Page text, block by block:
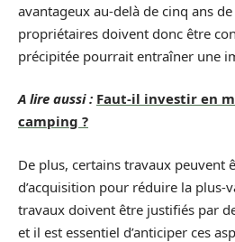
avantageux au-delà de cinq ans
propriétaires doivent donc être
précipitée pourrait entraîner une
A lire aussi : Faut-il investir en
camping ?
De plus, certains travaux peuvent
d’acquisition pour réduire la plus-
travaux doivent être justifiés par
et il est essentiel d’anticiper ces